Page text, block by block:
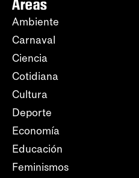
Áreas
Ambiente
Carnaval
Ciencia
Cotidiana
Cultura
Deporte
Economía
Educación
Feminismos